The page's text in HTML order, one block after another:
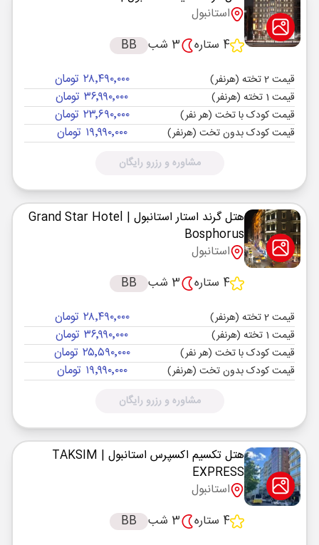
استانبول
4 ستاره
3 شب BB
قیمت 2 تخته (هرنفر) ۲۸٬۴۹۰٬۰۰۰ تومان
قیمت 1 تخته (هرنفر) ۳۶٬۹۹۰٬۰۰۰ تومان
قیمت کودک با تخت (هر نفر) ۲۳٬۶۹۰٬۰۰۰ تومان
قیمت کودک بدون تخت (هرنفر) ۱۹٬۹۹۰٬۰۰۰ تومان
مشاوره و رزرو رایگان
هتل گرند استار استانبول | Grand Star Hotel
Bosphorus
استانبول
4 ستاره
3 شب BB
قیمت 2 تخته (هرنفر) ۲۸٬۴۹۰٬۰۰۰ تومان
قیمت 1 تخته (هرنفر) ۳۶٬۹۹۰٬۰۰۰ تومان
قیمت کودک با تخت (هر نفر) ۲۵٬۵۹۰٬۰۰۰ تومان
قیمت کودک بدون تخت (هرنفر) ۱۹٬۹۹۰٬۰۰۰ تومان
مشاوره و رزرو رایگان
هتل تکسیم اکسپرس استانبول | TAKSIM
EXPRESS
استانبول
4 ستاره
3 شب BB